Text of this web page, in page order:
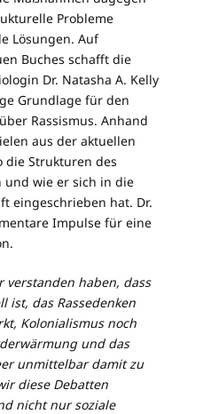
Probleme
Lösungen. Auf
Buches schafft die
Dr. Natasha A. Kelly
Grundlage für den
Rassismus. Anhand
aus der aktuellen
die Strukturen des
und wie er sich in die
eingeschrieben hat. Dr.
Impulse für eine
verstanden haben, dass
ist, das Rassedenken
Kolonialismus noch
und das
unmittelbar damit zu
diese Debatten
nicht nur soziale